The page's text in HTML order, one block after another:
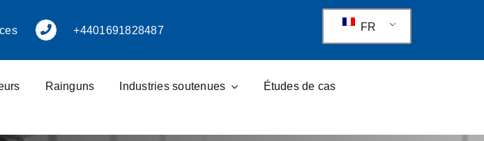
+4401691828487 FR
Rainguns Industries soutenues
Études de cas